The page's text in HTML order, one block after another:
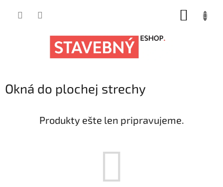
Okná do plochej strechy
Produkty ešte len pripravujeme.